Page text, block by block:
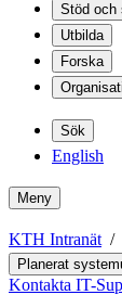
Stöd och
Utbilda
Forska
Sök
English
Meny
KTH Intranät
Planerat
Kontakta IT-